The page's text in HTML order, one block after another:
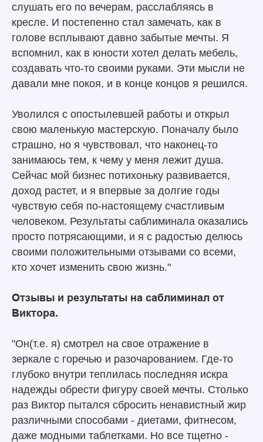
слушать его по вечерам, расслабляясь в
кресле. И постепенно стал замечать, как в
голове всплывают давно забытые мечты. Я
вспомнил, как в юности хотел делать мебель,
создавать что-то своими руками. Эти мысли не
давали мне покоя, и в конце концов я решился.
Уволился с опостылевшей работы и открыл
свою маленькую мастерскую. Поначалу было
страшно, но я чувствовал, что наконец-то
занимаюсь тем, к чему у меня лежит душа.
Сейчас мой бизнес потихоньку развивается,
доход растет, и я впервые за долгие годы
чувствую себя по-настоящему счастливым
человеком. Результаты саблиминала оказались
просто потрясающими, и я с радостью делюсь
своими положительными отзывами со всеми,
кто хочет изменить свою жизнь."
Отзывы и результаты на саблиминал от
Виктора.
"Он(т.е. я) смотрел на свое отражение в
зеркале с горечью и разочарованием. Где-то
глубоко внутри теплилась последняя искра
надежды обрести фигуру своей мечты. Столько
раз Виктор пытался сбросить ненавистный жир
различными способами - диетами, фитнесом,
даже модными таблетками. Но все тщетно -